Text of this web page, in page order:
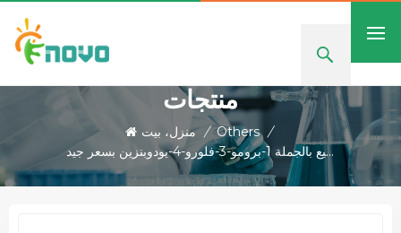
منتجات
منزل، بيت / Others /
البيع بالجملة 1-برومو-3-فلورو-4-يودوبنزين بسعر جيد